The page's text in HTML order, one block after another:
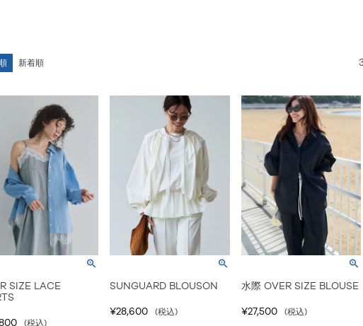
新着順
SIZE LACE
税込
SUNGUARD BLOUSON
¥28,600 税込
水際 OVER SIZE BLOUSE
¥27,500 税込